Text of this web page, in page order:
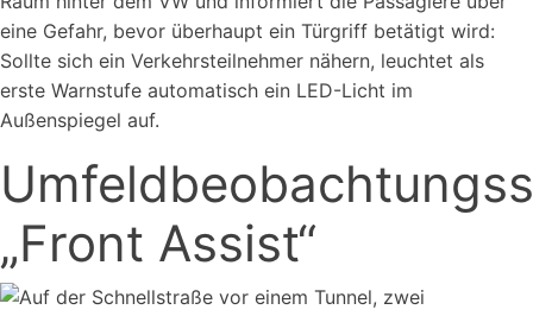
eine Gefahr, bevor überhaupt ein Türgriff betätigt wird:
Sollte sich ein Verkehrsteilnehmer nähern, leuchtet als
erste Warnstufe automatisch ein LED-Licht im
Außenspiegel auf.
„Front Assist“